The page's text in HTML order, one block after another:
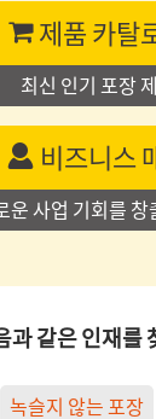
제품 카탈
최신 인기 포장
비즈니스
운 사업 기회를 창
과 같은 인재를
녹슬지 않는 포장